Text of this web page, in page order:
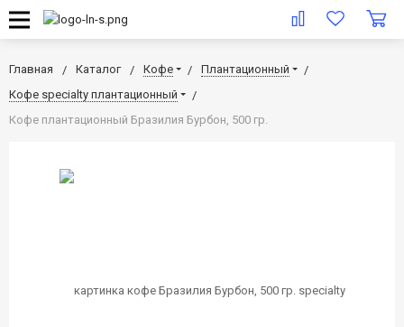
Главная Каталог Кофе
Плантационный
Кофе specialty плантационный
Кофе плантационный Бразилия Бурбон, 500 гр.